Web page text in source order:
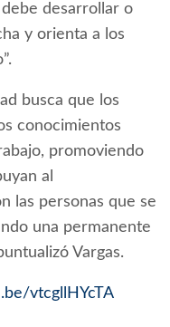
desarrollar o
y orienta a los
busca que los
conocimientos
promoviendo
al
las personas que se
una permanente
Vargas.
vtcgllHYcTA